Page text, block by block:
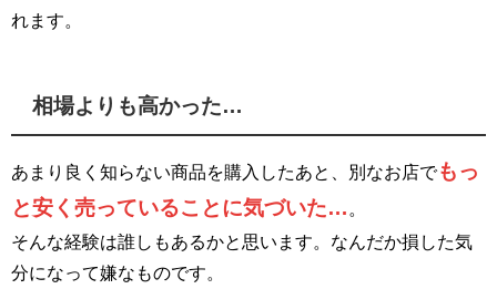
れます。
相場よりも高かった…
あまり良く知らない商品を購入したあと、別なお店でもっ
と安く売っていることに気づいた…
そんな経験は誰しもあるかと思います。なんだか損した気
分になって嫌なものです。